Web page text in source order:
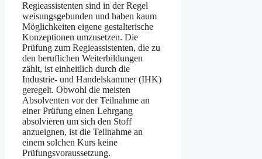
Regieassistenten sind in der Regel
weisungsgebunden und haben kaum
Möglichkeiten eigene gestalterische
Konzeptionen umzusetzen. Die
Prüfung zum Regieassistenten, die zu
den beruflichen Weiterbildungen
zählt, ist einheitlich durch die
Industrie- und Handelskammer (IHK)
geregelt. Obwohl die meisten
Absolventen vor der Teilnahme an
einer Prüfung einen Lehrgang
absolvieren um sich den Stoff
anzueignen, ist die Teilnahme an
einem solchen Kurs keine
Prüfungsvoraussetzung.